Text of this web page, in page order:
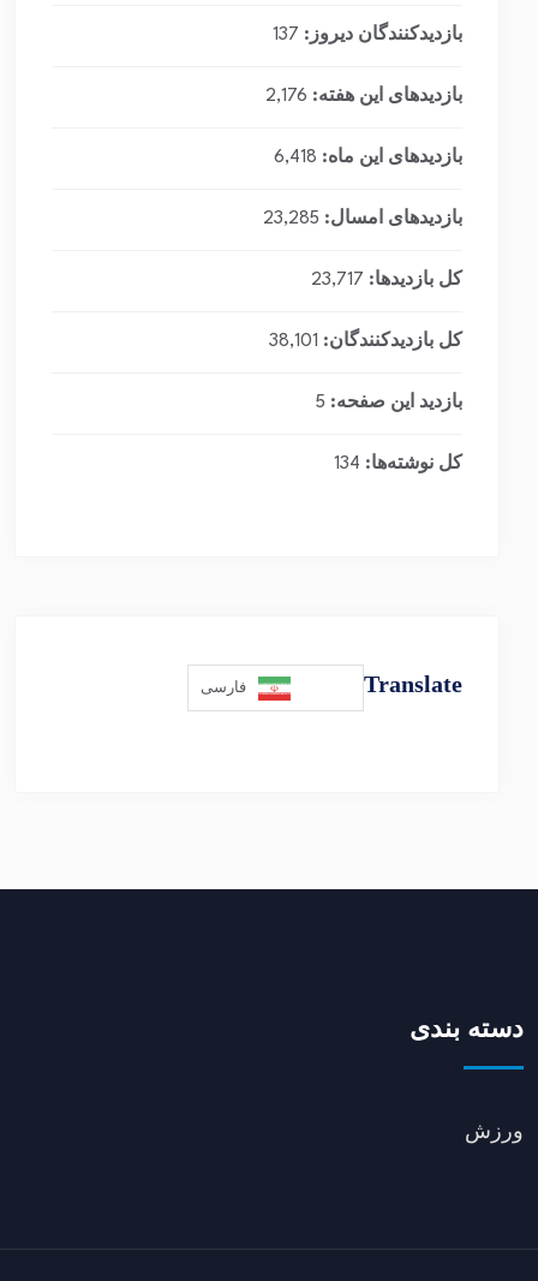
بازدیدکنندگان دیروز: 137
بازدیدهای این هفته: 2,176
بازدیدهای این ماه: 6,418
بازدیدهای امسال: 23,285
کل بازدیدها: 23,717
کل بازدیدکنند‌گان: 38,101
بازدید این صفحه: 5
کل نوشته‌ها: 134
Translate فارسی
دسته بندی
ورزش